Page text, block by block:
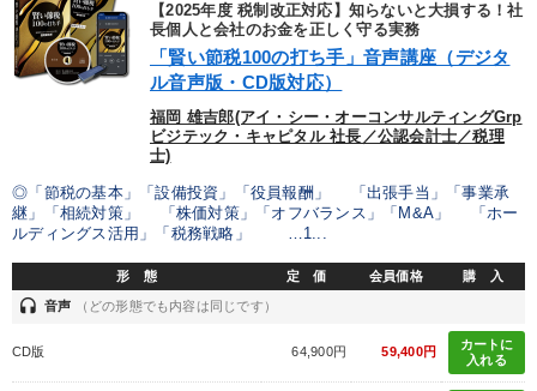
【2025年度 税制改正対応】知らないと大損する！社
長個人と会社のお金を正しく守る実務
「賢い節税100の打ち手」音声講座（デジタ
ル音声版・CD版対応）
福岡 雄吉郎(アイ・シー・オーコンサルティングGrp
ビジテック・キャピタル 社長／公認会計士／税理
士)
◎「節税の基本」「設備投資」「役員報酬」 「出張手当」「事業承
継」「相続対策」 「株価対策」「オフバランス」「M&A」 「ホー
ルディングス活用」「税務戦略」 …1...
形 態 定 価 会員価格 購 入
headset 音声 （どの形態でも内容は同じです）
CD版 64,900円 59,400円
カートに
入れる